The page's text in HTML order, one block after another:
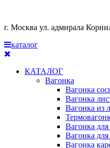
г. Москва ул. адмирала
каталог
КАТАЛОГ
Вагонка
Вагонка
Вагонка
Вагонка из
Вагонка
Вагонка
Вагонка